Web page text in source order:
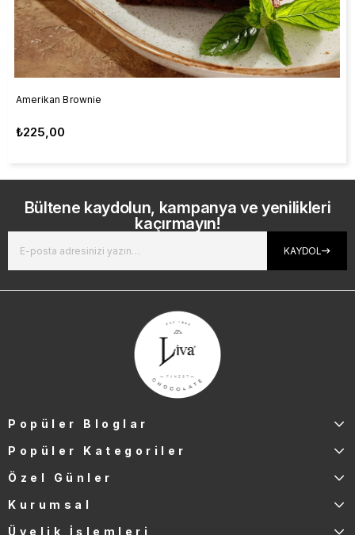
Amerikan Brownie
₺225,00
Bültene kaydolun, kampanya ve yenilikleri
kaçırmayın!
KAYDOL
Popüler Bloglar
Popüler Kategoriler
Özel Günler
Kurumsal
Üyelik İşlemleri